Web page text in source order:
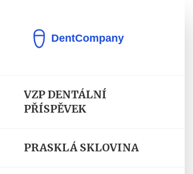
VZP DENTÁLNÍ
PŘÍSPĚVEK
PRASKLÁ SKLOVINA